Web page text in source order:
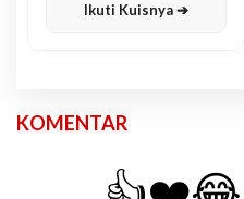
Ikuti Kuisnya ➔
KOMENTAR